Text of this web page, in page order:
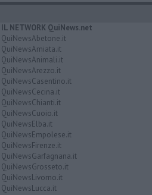
IL NETWORK QuiNews.net
QuiNewsAbetone.it
QuiNewsAmiata.it
QuiNewsAnimali.it
QuiNewsArezzo.it
QuiNewsCasentino.it
QuiNewsCecina.it
QuiNewsChianti.it
QuiNewsCuoio.it
QuiNewsElba.it
QuiNewsEmpolese.it
QuiNewsFirenze.it
QuiNewsGarfagnana.it
QuiNewsGrosseto.it
QuiNewsLivorno.it
QuiNewsLucca.it